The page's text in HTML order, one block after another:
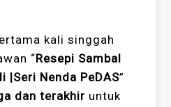
kali singgah
“Resepi Sambal
|Seri Nenda PeDAS”
dan terakhir untuk